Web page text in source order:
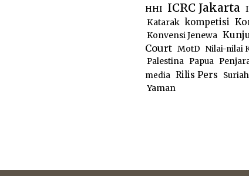
HHI ICRC Jakarta
Katarak kompetisi
Konvensi Jenewa
Court MotD Nilai-nilai
Palestina
Papua
media Rilis Pers Suriah
Yaman